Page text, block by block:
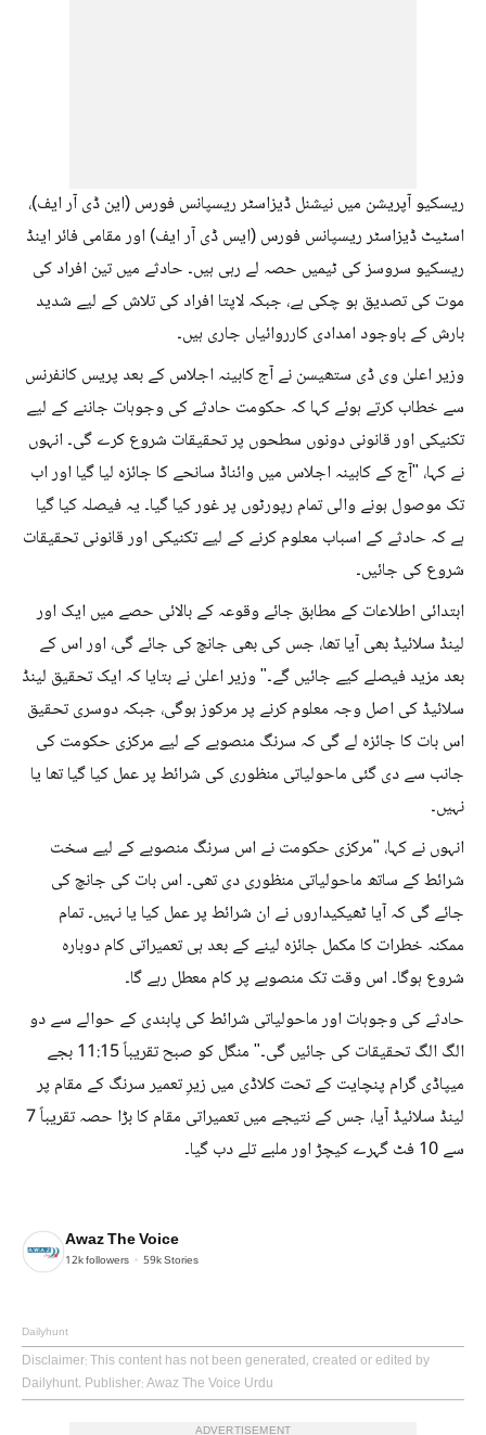
ریسکیو آپریشن میں نیشنل ڈیزاسٹر ریسپانس فورس (این ڈی آر ایف)،
اسٹیٹ ڈیزاسٹر ریسپانس فورس (ایس ڈی آر ایف) اور مقامی فائر اینڈ
ریسکیو سروسز کی ٹیمیں حصہ لے رہی ہیں۔ حادثے میں تین افراد کی
موت کی تصدیق ہو چکی ہے، جبکہ لاپتا افراد کی تلاش کے لیے شدید
بارش کے باوجود امدادی کارروائیاں جاری ہیں۔
وزیر اعلیٰ وی ڈی ستھیسن نے آج کابینہ اجلاس کے بعد پریس کانفرنس
سے خطاب کرتے ہوئے کہا کہ حکومت حادثے کی وجوہات جاننے کے لیے
تکنیکی اور قانونی دونوں سطحوں پر تحقیقات شروع کرے گی۔ انہوں
نے کہا، "آج کے کابینہ اجلاس میں وائناڈ سانحے کا جائزہ لیا گیا اور اب
تک موصول ہونے والی تمام رپورٹوں پر غور کیا گیا۔ یہ فیصلہ کیا گیا
ہے کہ حادثے کے اسباب معلوم کرنے کے لیے تکنیکی اور قانونی تحقیقات
شروع کی جائیں۔
ابتدائی اطلاعات کے مطابق جائے وقوعہ کے بالائی حصے میں ایک اور
لینڈ سلائیڈ بھی آیا تھا، جس کی بھی جانچ کی جائے گی، اور اس کے
بعد مزید فیصلے کیے جائیں گے۔" وزیر اعلیٰ نے بتایا کہ ایک تحقیق لینڈ
سلائیڈ کی اصل وجہ معلوم کرنے پر مرکوز ہوگی، جبکہ دوسری تحقیق
اس بات کا جائزہ لے گی کہ سرنگ منصوبے کے لیے مرکزی حکومت کی
جانب سے دی گئی ماحولیاتی منظوری کی شرائط پر عمل کیا گیا تھا یا
نہیں۔
انہوں نے کہا، "مرکزی حکومت نے اس سرنگ منصوبے کے لیے سخت
شرائط کے ساتھ ماحولیاتی منظوری دی تھی۔ اس بات کی جانچ کی
جائے گی کہ آیا ٹھیکیداروں نے ان شرائط پر عمل کیا یا نہیں۔ تمام
ممکنہ خطرات کا مکمل جائزہ لینے کے بعد ہی تعمیراتی کام دوبارہ
شروع ہوگا۔ اس وقت تک منصوبے پر کام معطل رہے گا۔
حادثے کی وجوہات اور ماحولیاتی شرائط کی پابندی کے حوالے سے دو
الگ الگ تحقیقات کی جائیں گی۔" منگل کو صبح تقریباً 11:15 بجے
میپاڈی گرام پنچایت کے تحت کلاڈی میں زیرِ تعمیر سرنگ کے مقام پر
لینڈ سلائیڈ آیا، جس کے نتیجے میں تعمیراتی مقام کا بڑا حصہ تقریباً 7
سے 10 فٹ گہرے کیچڑ اور ملبے تلے دب گیا۔
Awaz The Voice
12kfollowers 59kStories
Dailyhunt
Disclaimer: This content has not been generated, created or edited by
Dailyhunt. Publisher: Awaz The Voice Urdu
ADVERTISEMENT